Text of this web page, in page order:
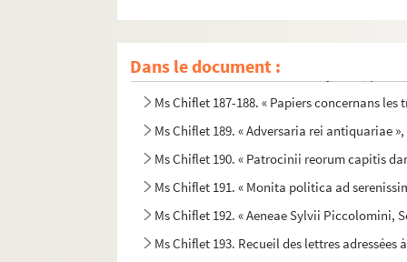
Dans le document :
Ms Chiflet 184. « Description de la comté de
Ms Chiflet 185. Nobiliaire de Franche-Comté,
Ms Chiflet 186. Armorial des Pays-Bas, par
Ms Chiflet 187-188. « Papiers concernans
Ms Chiflet 189. « Adversaria rei antiquariae
Ms Chiflet 190. « Patrocinii reorum capitis
Ms Chiflet 191. « Monita politica ad
Ms Chiflet 192. « Aeneae Sylvii Piccolomini,
Ms Chiflet 193. Recueil des lettres